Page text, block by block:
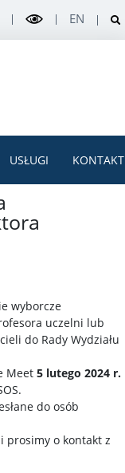
EN
USŁUGI KONTAKT
wyborcze
uczelni lub
do Rady Wydziału
Meet 5 lutego 2024 r.
do osób
prosimy o kontakt z